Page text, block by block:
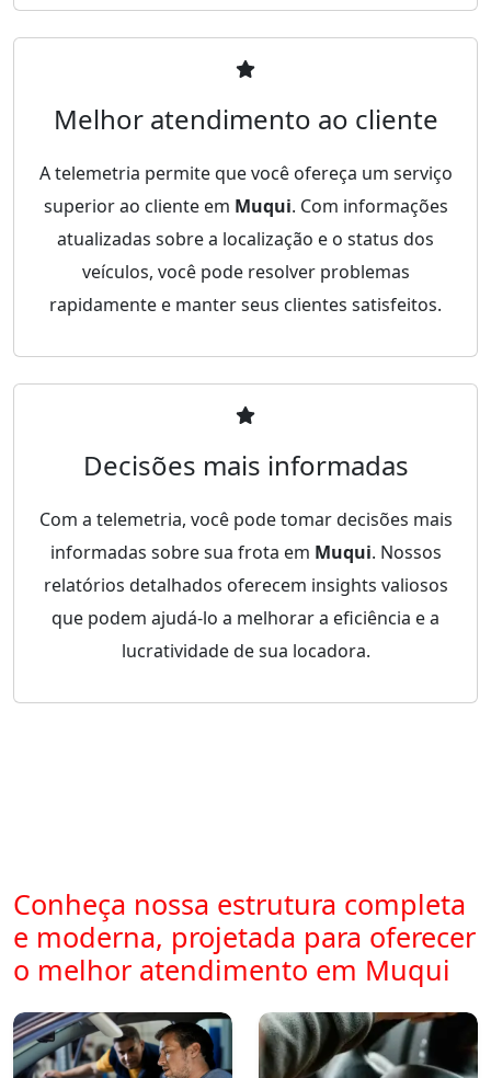
Melhor atendimento ao cliente
A telemetria permite que você ofereça um serviço
superior ao cliente em Muqui. Com informações
atualizadas sobre a localização e o status dos
veículos, você pode resolver problemas
rapidamente e manter seus clientes satisfeitos.
Decisões mais informadas
Com a telemetria, você pode tomar decisões mais
informadas sobre sua frota em Muqui. Nossos
relatórios detalhados oferecem insights valiosos
que podem ajudá-lo a melhorar a eficiência e a
lucratividade de sua locadora.
Conheça nossa estrutura completa
e moderna, projetada para oferecer
o melhor atendimento em Muqui